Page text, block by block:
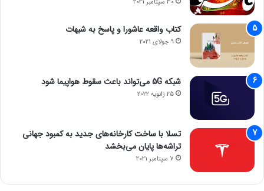
30 سپتامبر 2021
کتاب واقعه عاشورا و پاسخ به شبهات
9 جولای 2021
شبکه 5G می‌تواند باعث سقوط هواپیما شود
25 ژانویه 2022
تسلا با ساخت کارخانه‌های جدید به کمبود جهانی
تراشه‌ها پایان می‌بخشد
7 سپتامبر 2021